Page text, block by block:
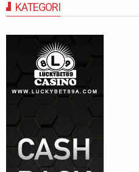
KATEGORI